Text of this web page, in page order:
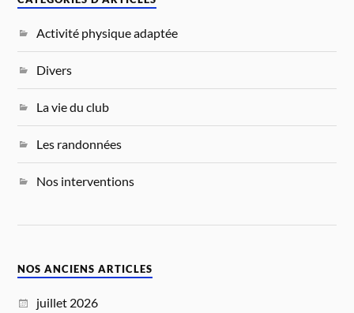
Activité physique adaptée
Divers
La vie du club
Les randonnées
Nos interventions
NOS ANCIENS ARTICLES
juillet 2026